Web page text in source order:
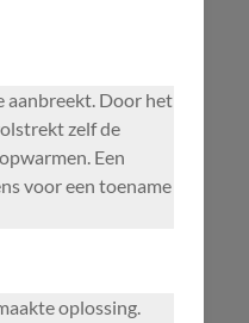
aanbreekt. Door het
zelf de
Een
voor een toename
oplossing.